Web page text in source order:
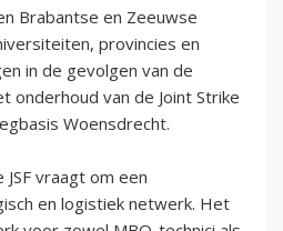
Brabantse en Zeeuwse
provincies en
in de gevolgen van de
onderhoud van de Joint Strike
Woensdrecht.
vraagt om een
en logistiek netwerk. Het